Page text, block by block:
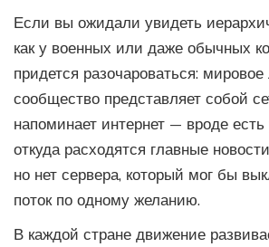
Если вы ожидали увидеть
как у военных или даже обычных
придется разочароваться:
сообщество представляет собой
напоминает интернет — вроде есть
откуда расходятся главные
но нет сервера, который мог бы
поток по одному желанию.
В каждой стране движение